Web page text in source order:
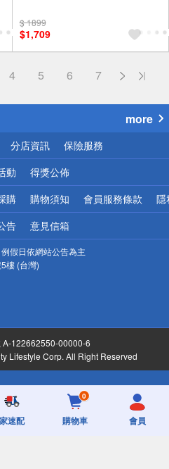
$ 1899
$1,709
4 5 6 7
心！
more
分店資訊 保險服務
動 得獎公佈
購 購物須知 會員服務條款 隱
告 意見信箱
假日依網站公告為主
樓 (台灣)
A-122662550-00000-6
Lifestyle Corp. All Right Reserved
家速配
0
購物車 會員